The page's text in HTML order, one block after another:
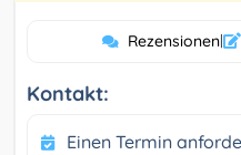
Rezensionen|
Kontakt:
Einen Termin